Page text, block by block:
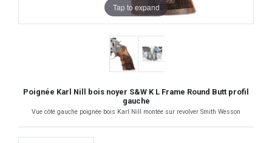
Tap to expand
Poignée Karl Nill bois noyer S&W K L Frame Round Butt profil
gauche
Vue côté gauche poignée bois Karl Nill montée sur revolver Smith Wesson